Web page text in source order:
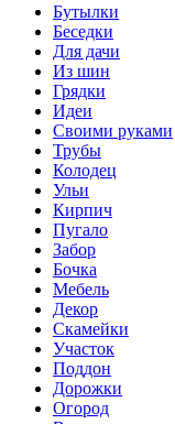
Бутылки
Беседки
Для дачи
Из шин
Грядки
Идеи
Своими руками
Трубы
Колодец
Ульи
Кирпич
Пугало
Забор
Бочка
Мебель
Декор
Скамейки
Участок
Поддон
Дорожки
Огород